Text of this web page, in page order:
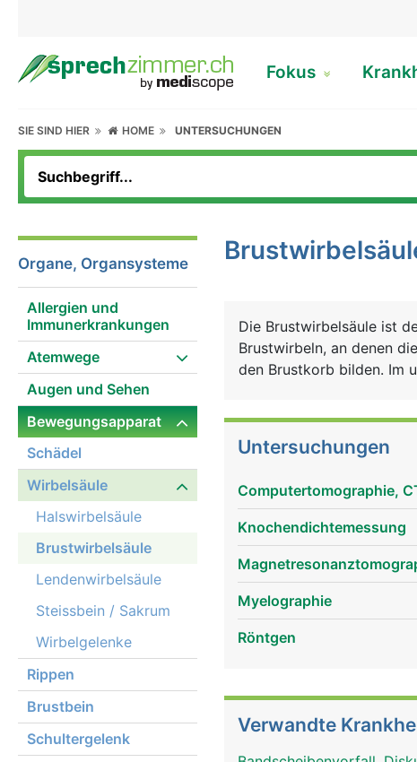
Fokus
SIE SIND HIER HOME UNTERSUCHUNGEN
Organe, Organsysteme
Allergien und
Immunerkrankungen
Atemwege
Augen und Sehen
Bewegungsapparat
Schädel
Wirbelsäule
Halswirbelsäule
Brustwirbelsäule
Lendenwirbelsäule
Steissbein / Sakrum
Wirbelgelenke
Rippen
Brustbein
Schultergelenk
Die Brustwirbelsäule ist
Brustwirbeln, an denen
den Brustkorb bilden. Im
Untersuchungen
Computertomographie,
Knochendichtemessung
Myelographie
Röntgen
Verwandte